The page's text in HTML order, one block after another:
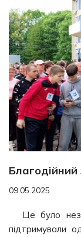
Благодійний
09.05.2025
Це було
підтримували